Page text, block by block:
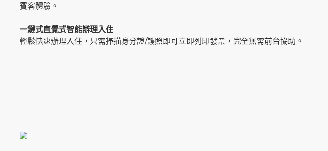
賓客體驗。
一鍵式直覺式智能辦理入住
輕鬆快速辦理入住，只需掃描身分證/護照即可立即列印發票，完全無需前台協助。